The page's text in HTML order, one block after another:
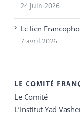
24 juin 2026
Le lien
7 avril 2026
LE COMITÉ
Le Comité
L’Institut Yad